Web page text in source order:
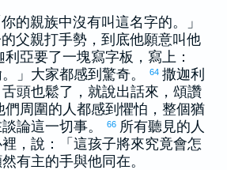
的親族中沒有叫這名字的。」
父親打手勢，到底他願意叫他
利亞要了一塊寫字板，寫上：
。」大家都感到驚奇。 64 撒迦利
頭也鬆了，就說出話來，頌讚
們周圍的人都感到懼怕，整個猶
論這一切事。 66 所有聽見的人
，說：「這孩子將來究竟會怎
有主的手與他同在。